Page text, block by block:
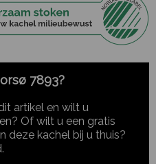
7893?
artikel en wilt u
Of wilt u een gratis
deze kachel bij u thuis?